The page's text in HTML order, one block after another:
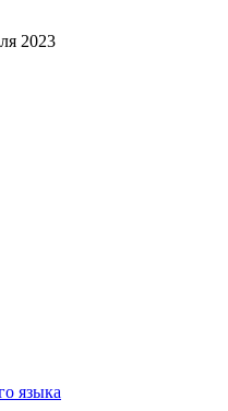
2023
языка